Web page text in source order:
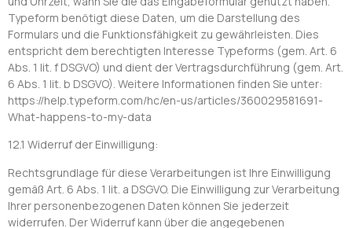
Typeform benötigt diese Daten, um die Darstellung des
Formulars und die Funktionsfähigkeit zu gewährleisten. Dies
entspricht dem berechtigten Interesse Typeforms (gem. Art. 6
Abs. 1 lit. f DSGVO) und dient der Vertragsdurchführung (gem. Art.
6 Abs. 1 lit. b DSGVO). Weitere Informationen finden Sie unter:
https://help.typeform.com/hc/en-us/articles/360029581691-
What-happens-to-my-data
12.1 Widerruf der Einwilligung:
Rechtsgrundlage für diese Verarbeitungen ist Ihre Einwilligung
gemäß Art. 6 Abs. 1 lit. a DSGVO. Die Einwilligung zur Verarbeitung
Ihrer personenbezogenen Daten können Sie jederzeit
widerrufen. Der Widerruf kann über die angegebenen